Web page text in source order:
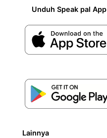
Unduh Speak pal App
Lainnya